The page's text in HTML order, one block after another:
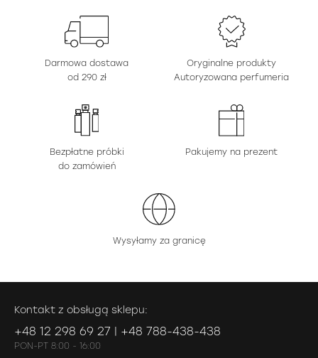
Darmowa dostawa
od 290 zł
Oryginalne produkty
Autoryzowana perfumeria
Bezpłatne próbki
do zamówień
Pakujemy na prezent
Wysyłamy za granicę
Kontakt z obsługą sklepu:
+48 12 298 69 27 | +48 788-438-438
PON-PT 8:00 - 16:00